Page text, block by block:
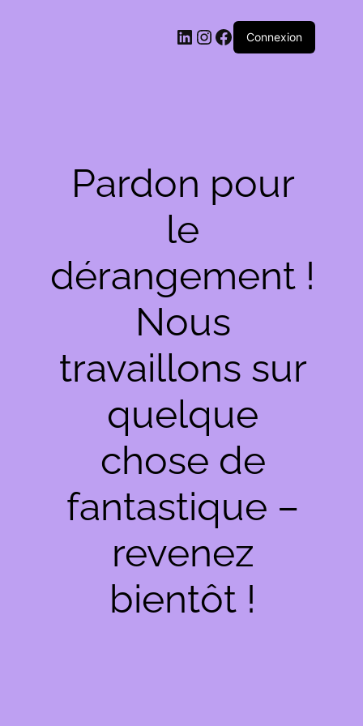
LinkedIn
Instagram
Facebook
Connexion
Pardon pour
le
dérangement !
Nous
travaillons sur
quelque
chose de
fantastique –
revenez
bientôt !